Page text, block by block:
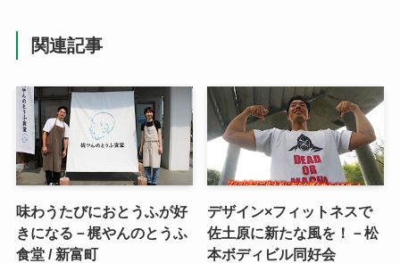
関連記事
味わうたびにおとうふが好
きになる－梶やんのとうふ
食堂 / 新富町
デザイン×フィットネスで
佐土原に新たな風を！－松
本ボディビル同好会